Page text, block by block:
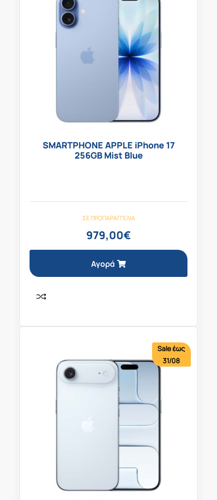
SMARTPHONE APPLE iPhone 17
256GB Mist Blue
ΣΕ ΠΡΟΠΑΡΑΓΓΕΛΊΑ
979,00€
Αγορά
Sale έως
31/08